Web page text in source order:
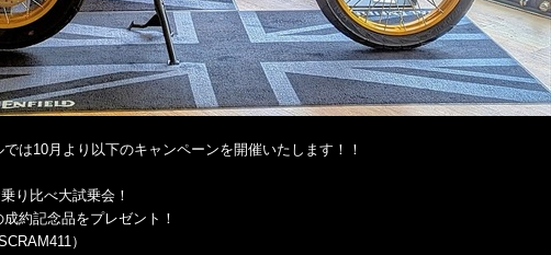
は10月より以下のキャンペーンを開催いたします！！
り比べ大試乗会！
約記念品をプレゼント！
）